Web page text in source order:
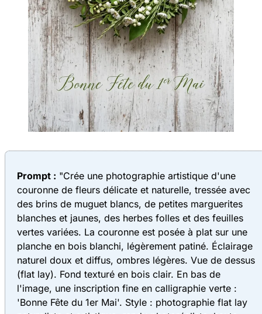
Prompt : "Crée une photographie artistique d'une
couronne de fleurs délicate et naturelle, tressée avec
des brins de muguet blancs, de petites marguerites
blanches et jaunes, des herbes folles et des feuilles
vertes variées. La couronne est posée à plat sur une
planche en bois blanchi, légèrement patiné. Éclairage
naturel doux et diffus, ombres légères. Vue de dessus
(flat lay). Fond texturé en bois clair. En bas de
l'image, une inscription fine en calligraphie verte :
'Bonne Fête du 1er Mai'. Style : photographie flat lay